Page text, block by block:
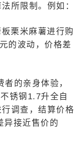
所限制。例如：
栗米麻薯进行购
的波动，价格差
的亲身体验，
锈钢1.7升全自
调查，结算价格
异接近售价的